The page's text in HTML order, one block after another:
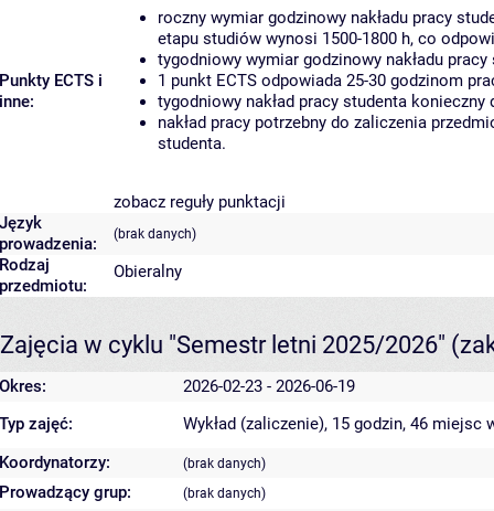
Punkty ECTS i
inne:
roczny wymiar godzinowy nakładu pracy
etapu studiów wynosi 1500-1800 h, co
tygodniowy wymiar godzinowy nakładu
1 punkt ECTS odpowiada 25-30 godzinom
tygodniowy nakład pracy studenta
nakład pracy potrzebny do zaliczenia
studenta.
zobacz reguły punktacji
Język
prowadzenia:
(brak danych)
Rodzaj
przedmiotu:
Obieralny
Zajęcia w cyklu "Semestr letni 2025/2026"
Okres:
2026-02-23 - 2026-06-19
Typ zajęć:
Wykład (zaliczenie), 15 godzin, 46 miejsc
Koordynatorzy:
(brak danych)
Prowadzący grup: (brak danych)